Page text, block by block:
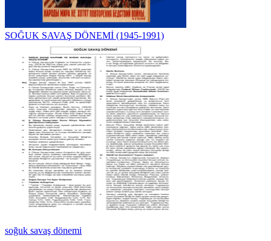
SOĞUK SAVAŞ DÖNEMİ (1945-1991)
soğuk savaş dönemi